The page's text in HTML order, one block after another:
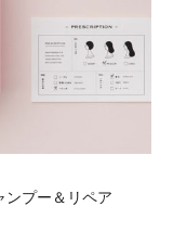
ンプー＆リペア